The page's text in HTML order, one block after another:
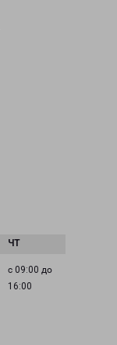
с 09:00 до
16:00